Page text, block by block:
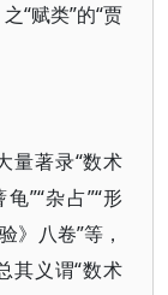
“赋类”的“贾
量著录“数术
”“杂占”“形
》八卷”等，
其义谓“数术